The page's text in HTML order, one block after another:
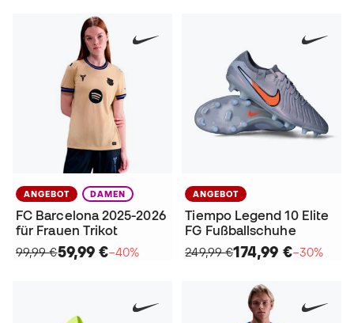
ANGEBOT DAMEN
FC Barcelona 2025-2026
für Frauen Trikot
99,99 €59,99 €−40%
ANGEBOT
Tiempo Legend 10 Elite
FG Fußballschuhe
249,99 €174,99 €−30%